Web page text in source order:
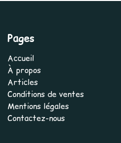
Pages
Accueil
À propos
Articles
Conditions de ventes
Mentions légales
Contactez-nous